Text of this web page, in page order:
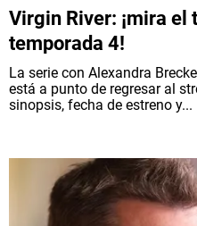
Virgin River: ¡mira
temporada 4!
La serie con Alexandra
está a punto de regresar al
sinopsis, fecha de estreno y...